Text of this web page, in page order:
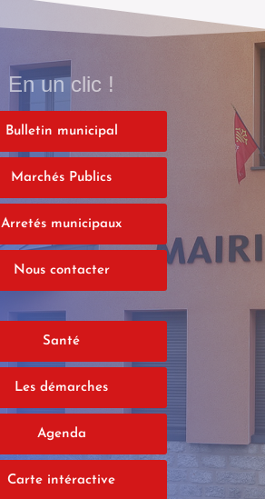
En un clic !
Bulletin municipal
Marchés Publics
Arretés municipaux
Nous contacter
Santé
Les démarches
Agenda
Carte intéractive